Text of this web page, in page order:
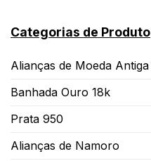
Categorias de Produto
Alianças de Moeda Antiga
Banhada Ouro 18k
Prata 950
Alianças de Namoro